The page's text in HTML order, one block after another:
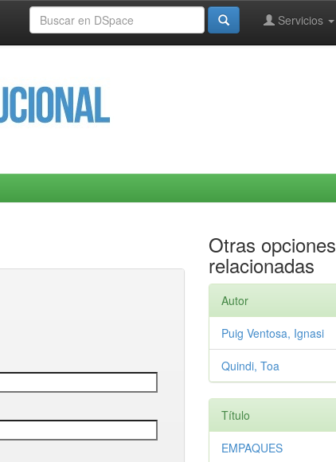
Servicios
Otras opciones
relacionadas
Autor
Puig Ventosa, Ignasi
Quindi, Toa
Título
EMPAQUES